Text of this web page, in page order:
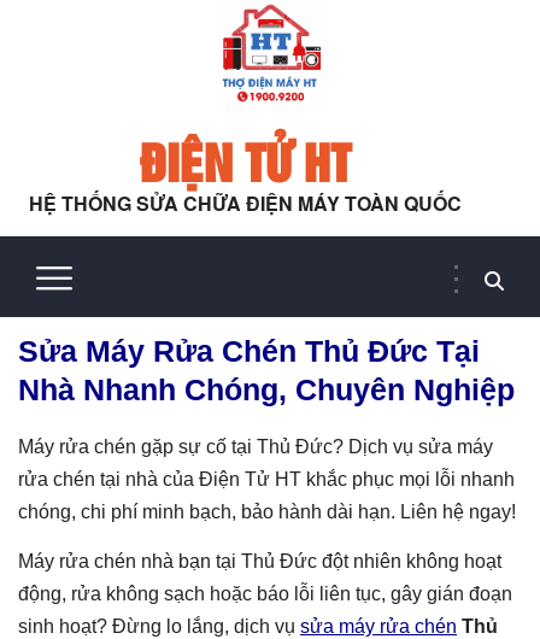
ĐIỆN TỬ HT
HỆ THỐNG SỬA CHỮA ĐIỆN MÁY TOÀN QUỐC
Sửa Máy Rửa Chén Thủ Đức Tại
Nhà Nhanh Chóng, Chuyên Nghiệp
Máy rửa chén gặp sự cố tại Thủ Đức? Dịch vụ sửa máy
rửa chén tại nhà của Điện Tử HT khắc phục mọi lỗi nhanh
chóng, chi phí minh bạch, bảo hành dài hạn. Liên hệ ngay!
Máy rửa chén nhà bạn tại Thủ Đức đột nhiên không hoạt
động, rửa không sạch hoặc báo lỗi liên tục, gây gián đoạn
sinh hoạt? Đừng lo lắng, dịch vụ sửa máy rửa chén Thủ